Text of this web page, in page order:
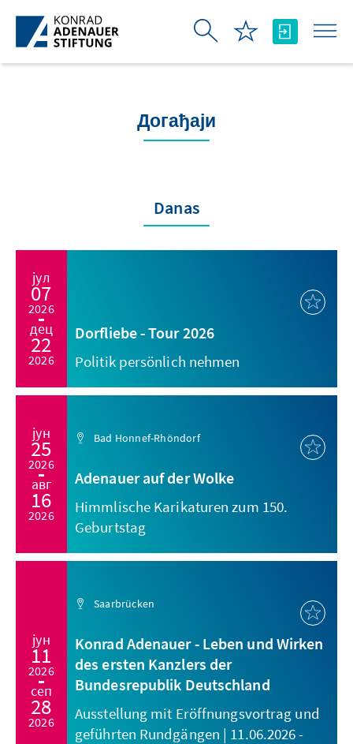
Skip to Main Content
Догађаји
Danas
јул
07
2026
дец
22
2026
Dorfliebe - Tour 2026
Politik persönlich nehmen
јун
25
2026
авг
16
2026
Bad Honnef-Rhöndorf
Adenauer auf der Wolke
Himmlische Karikaturen zum 150.
Geburtstag
јун
11
2026
сеп
28
2026
Saarbrücken
Konrad Adenauer - Leben und Wirken
des ersten Kanzlers der
Bundesrepublik Deutschland
Ausstellung mit Eröffnungsvortrag und
geführten Rundgängen | 11.06.2026 -